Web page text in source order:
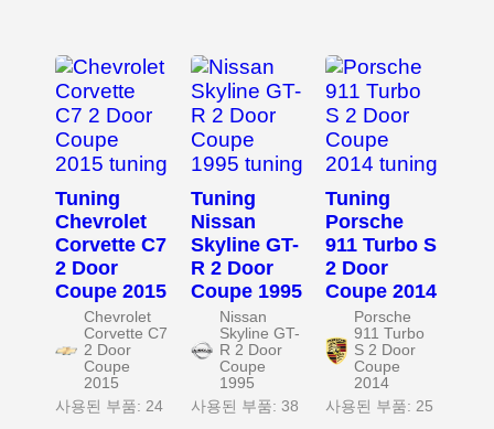
Tuning
Chevrolet
Corvette C7
2 Door
Coupe 2015
Chevrolet
Corvette C7
2 Door
Coupe
2015
사용된 부품: 24
Tuning
Nissan
Skyline GT-
R 2 Door
Coupe 1995
Nissan
Skyline GT-
R 2 Door
Coupe
1995
사용된 부품: 38
Tuning
Porsche
911 Turbo S
2 Door
Coupe 2014
Porsche
911 Turbo
S 2 Door
Coupe
2014
사용된 부품: 25